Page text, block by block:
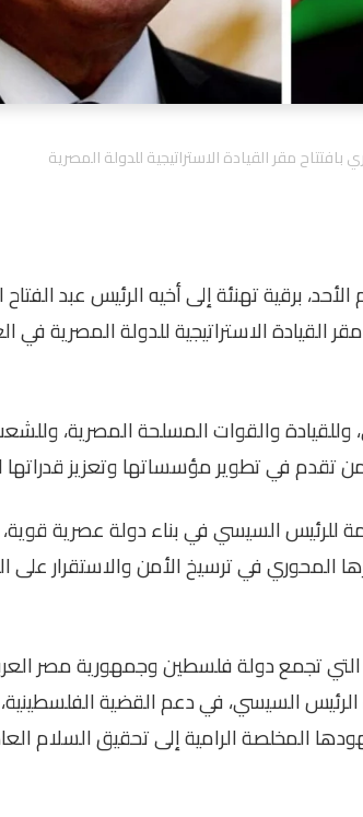
مقر القيادة الاستراتيجية للدولة المصرية
برقية تهنئة إلى أخيه الرئيس عبد
القيادة الاستراتيجية للدولة المصرية في
والقوات المسلحة المصرية،
تقدم في تطوير مؤسساتها وتعزيز قدراتها
للرئيس السيسي في بناء دولة عصرية
المحوري في ترسيخ الأمن والاستقرار على
التي تجمع دولة فلسطين وجمهورية مصر
الرئيس السيسي، في دعم القضية
المخلصة الرامية إلى تحقيق السلام